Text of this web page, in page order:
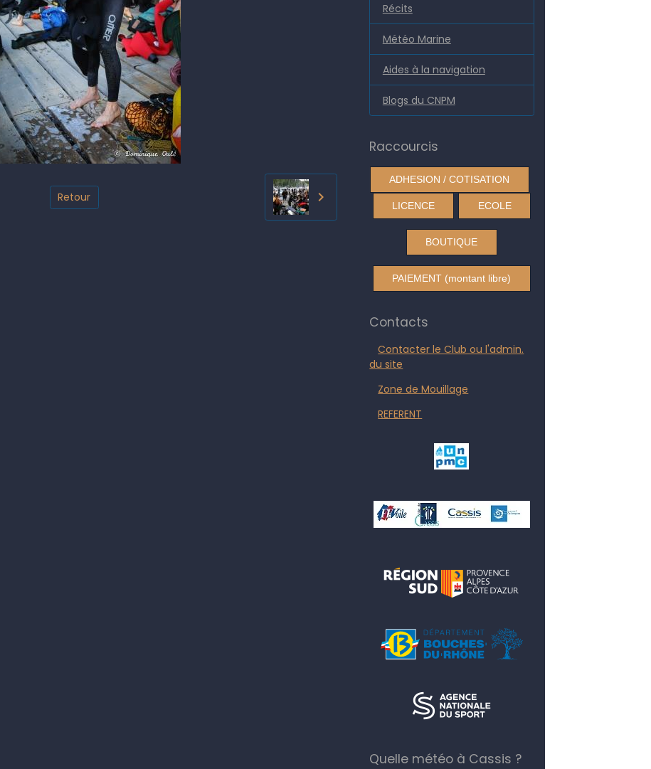
Retour
Récits
Météo Marine
Aides à la navigation
Blogs du CNPM
Raccourcis
ADHESION / COTISATION
LICENCE ECOLE
BOUTIQUE
PAIEMENT (montant libre)
Contacts
Contacter le Club ou l'admin.
du site
Zone de Mouillage
REFERENT
Quelle météo à Cassis ?